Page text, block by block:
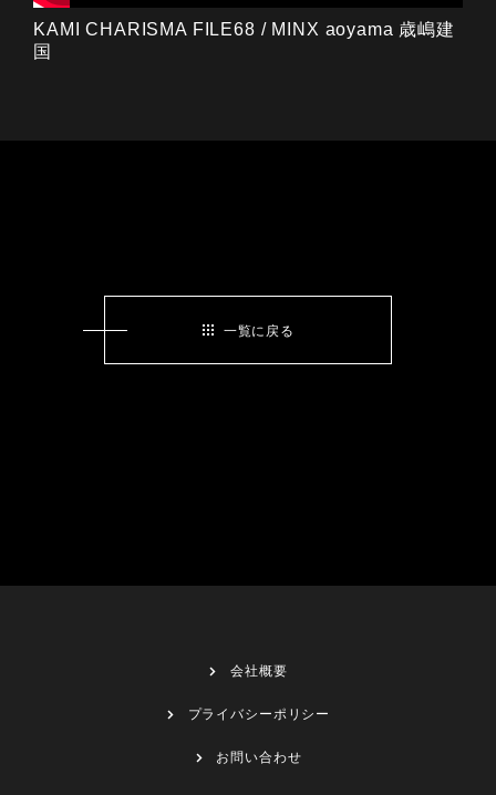
KAMI CHARISMA FILE68 / MINX aoyama 歳嶋建
国
一覧に戻る
会社概要
プライバシーポリシー
お問い合わせ